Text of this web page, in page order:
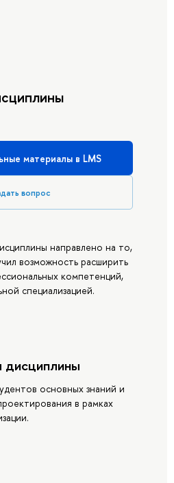
материалы в LMS
вопрос
направлено на то,
возможность расширить
компетенций,
специализацией.
дисциплины
основных знаний и
в рамках